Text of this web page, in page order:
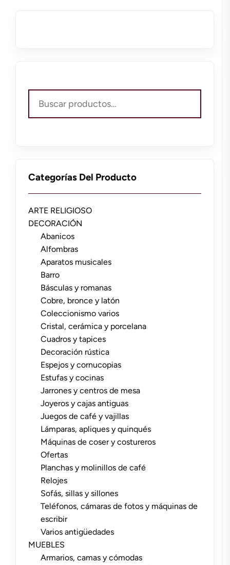
por:
Categorías Del Producto
ARTE RELIGIOSO
DECORACIÓN
Abanicos
Alfombras
Aparatos musicales
Barro
Básculas y romanas
Cobre, bronce y latón
Coleccionismo varios
Cristal, cerámica y porcelana
Cuadros y tapices
Decoración rústica
Espejos y cornucopias
Estufas y cocinas
Jarrones y centros de mesa
Joyeros y cajas antiguas
Juegos de café y vajillas
Lámparas, apliques y quinqués
Máquinas de coser y costureros
Ofertas
Planchas y molinillos de café
Relojes
Sofás, sillas y sillones
Teléfonos, cámaras de fotos y máquinas de
escribir
Varios antigüedades
MUEBLES
Armarios, camas y cómodas